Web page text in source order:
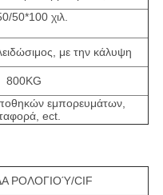
50*100 χιλ.
με την κάλυψη
800KG
εμπορευμάτων,
ect.
ΡΟΛΟΓΙΟΎ/CIF